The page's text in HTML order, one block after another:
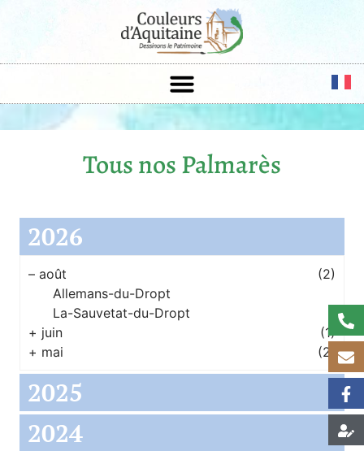
Tous nos Palmarès
2026
– août
(2)
Allemans-du-Dropt
La-Sauvetat-du-Dropt
+ juin
(1)
+ mai (2)
2025
2024